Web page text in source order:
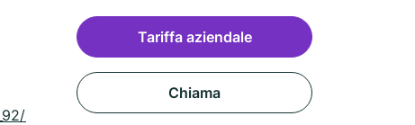
037.html?
Tariffa aziendale
Chiama